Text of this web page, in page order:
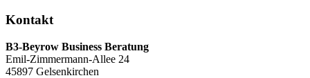
Kontakt
B3-Beyrow Business Beratung
Emil-Zimmermann-Allee 24
45897 Gelsenkirchen